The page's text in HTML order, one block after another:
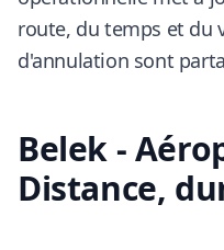
route, du temps et du
d'annulation sont
Belek -
Distance,